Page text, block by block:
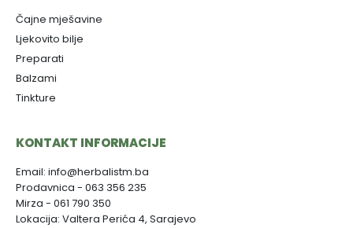
Čajne mješavine
Ljekovito bilje
Preparati
Balzami
Tinkture
KONTAKT INFORMACIJE
Email: info@herbalistm.ba
Prodavnica - 063 356 235
Mirza - 061 790 350
Lokacija: Valtera Perića 4, Sarajevo